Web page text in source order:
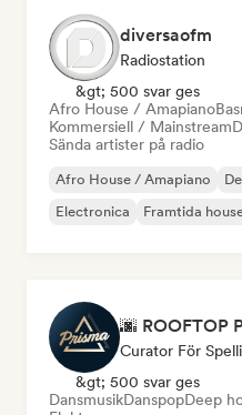
diversaofm
Radiostation
&gt; 500 svar ges
Afro House / Amapiano
Kommersiell / Mainstream
Sända artister på radio
Afro House / Amapiano
Electronica
Framtida
Curator För
&gt; 500 svar ges
DansmusikDanspopDeep